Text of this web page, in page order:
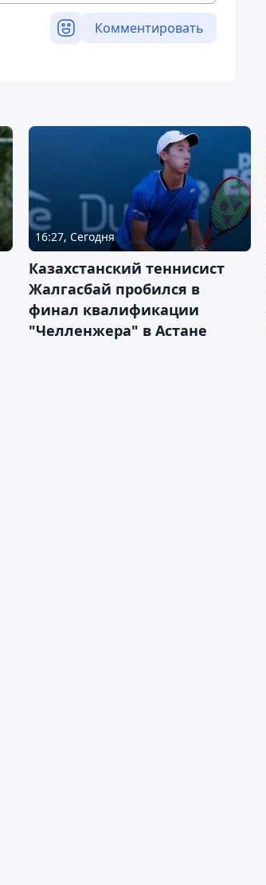
Комментировать
16:27, Сегодня
Казахстанский теннисист
Жалгасбай пробился в
финал квалификации
"Челленжера" в Астане